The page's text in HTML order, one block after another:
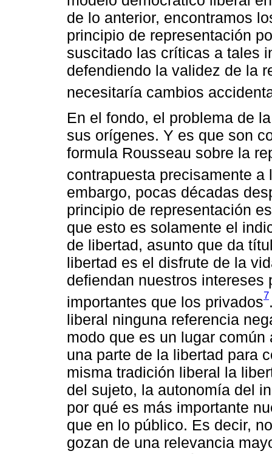
de lo anterior, encontramos
principio de representación
suscitado las críticas a tales
defendiendo la validez de la
necesitaría cambios
En el fondo, el problema de
sus orígenes. Y es que son
formula Rousseau sobre la
contrapuesta precisamente
embargo, pocas décadas
principio de representación
que esto es solamente el
de libertad, asunto que da
libertad es el disfrute de la
defiendan nuestros
importantes que los privados7
liberal ninguna referencia
modo que es un lugar
una parte de la libertad para
misma tradición liberal la
del sujeto, la autonomía del
por qué es más importante
que en lo público. Es decir,
gozan de una relevancia